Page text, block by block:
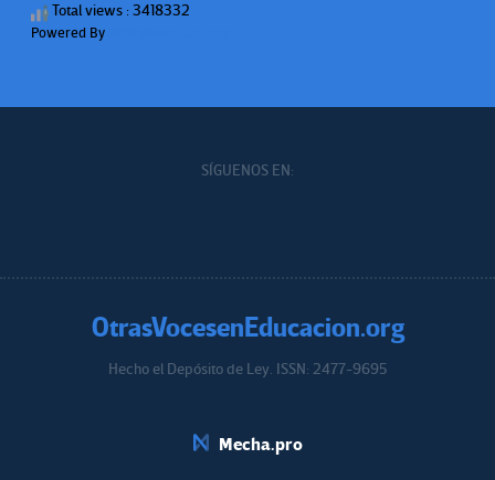
Total views : 3418332
Powered By
SÍGUENOS EN:
OtrasVocesenEducacion.org
Hecho el Depósito de Ley. ISSN: 2477-9695
Mecha.pro